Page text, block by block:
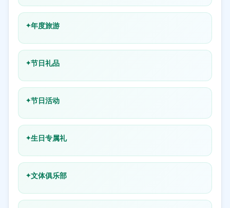
年度旅游
节日礼品
节日活动
生日专属礼
文体俱乐部